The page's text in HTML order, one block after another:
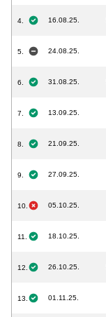
4. 16.08.25.
5. 24.08.25.
6. 31.08.25.
7. 13.09.25.
8. 21.09.25.
9. 27.09.25.
10. 05.10.25.
11. 18.10.25.
12. 26.10.25.
13. 01.11.25.